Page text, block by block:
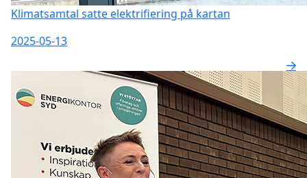
Klimatsamtal satte elektrifiering på kartan
2025-05-13